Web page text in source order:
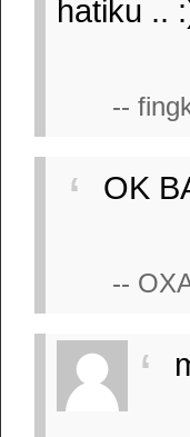
hatiku ..
--
OK
--